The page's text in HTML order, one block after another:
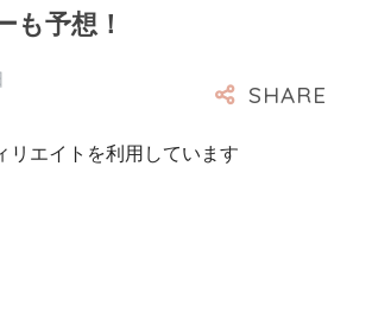
も予想！
エイトを利用しています